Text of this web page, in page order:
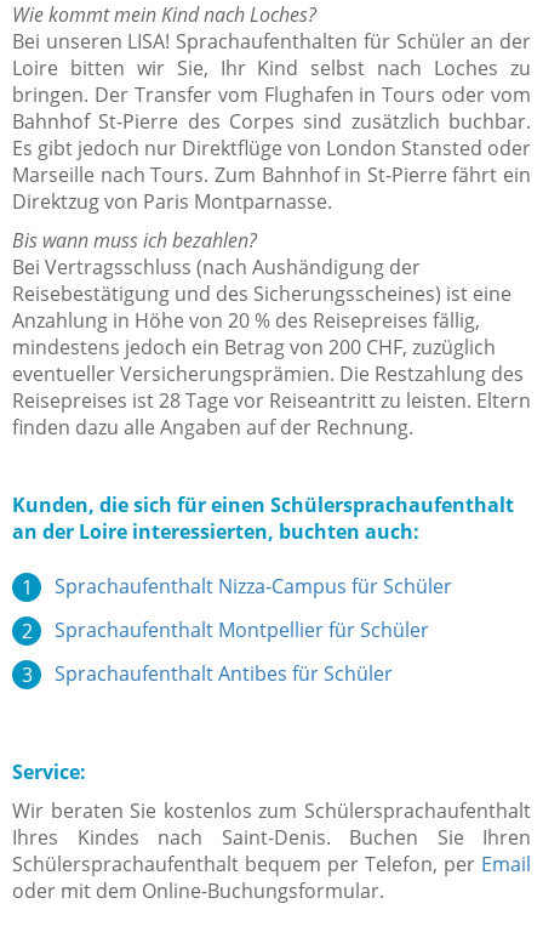
Wie kommt mein Kind nach Loches?
Bei unseren LISA! Sprachaufenthalten für Schüler an der
Loire bitten wir Sie, Ihr Kind selbst nach Loches zu
bringen. Der Transfer vom Flughafen in Tours oder vom
Bahnhof St-Pierre des Corpes sind zusätzlich buchbar.
Es gibt jedoch nur Direktflüge von London Stansted oder
Marseille nach Tours. Zum Bahnhof in St-Pierre fährt ein
Direktzug von Paris Montparnasse.
Bis wann muss ich bezahlen?
Bei Vertragsschluss (nach Aushändigung der
Reisebestätigung und des Sicherungsscheines) ist eine
Anzahlung in Höhe von 20 % des Reisepreises fällig,
mindestens jedoch ein Betrag von 200 CHF, zuzüglich
eventueller Versicherungsprämien. Die Restzahlung des
Reisepreises ist 28 Tage vor Reiseantritt zu leisten. Eltern
finden dazu alle Angaben auf der Rechnung.
Kunden, die sich für einen Schülersprachaufenthalt
an der Loire interessierten, buchten auch:
Sprachaufenthalt Nizza-Campus für Schüler
Sprachaufenthalt Montpellier für Schüler
Sprachaufenthalt Antibes für Schüler
Service:
Wir beraten Sie kostenlos zum Schülersprachaufenthalt
Ihres Kindes nach Saint-Denis. Buchen Sie Ihren
Schülersprachaufenthalt bequem per Telefon, per Email
oder mit dem Online-Buchungsformular.